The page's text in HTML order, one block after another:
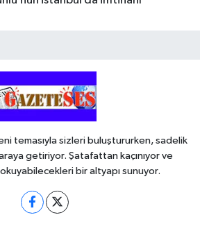
temasıyla sizleri buluştururken, sadelik
getiriyor. Şatafattan kaçınıyor ve
bir altyapı sunuyor.